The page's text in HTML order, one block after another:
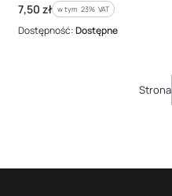
Cena brutto
7,50 zł w tym %s VAT
w tym 23% VAT
Dostępność:Dostępne
Strona